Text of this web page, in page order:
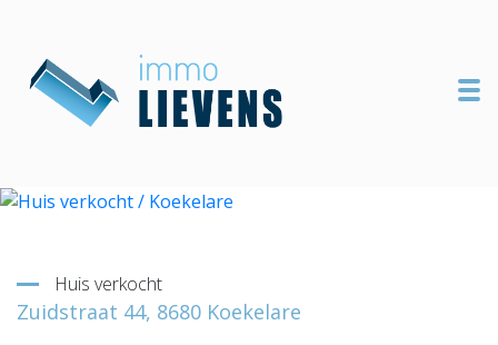
Terug naar overzicht
Huis verkocht
Zuidstraat 44, 8680 Koekelare